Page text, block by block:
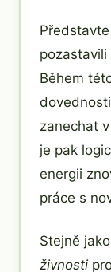
Během
zanechat
je pak
energii
práce s
Stejně
živnosti